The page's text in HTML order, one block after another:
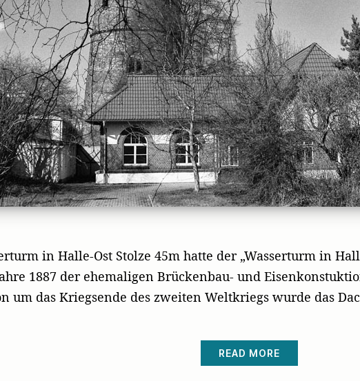
in Halle-Ost Stolze 45m hatte der „Wasserturm in
1887 der ehemaligen Brückenbau- und
um das Kriegsende des zweiten Weltkriegs wurde das
READ MORE